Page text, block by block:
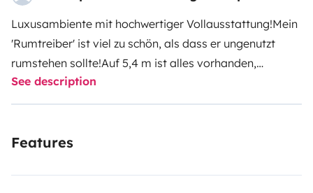
Luxusambiente mit hochwertiger Vollausstattung!Mein
'Rumtreiber' ist viel zu schön, als dass er ungenutzt
rumstehen sollte!Auf 5,4 m ist alles vorhanden,
Schlafen, Essen, Kochen und ein Schwenkbad ohne
Duschvorhang. Mein Rumtreiber ist kompakt, dafür
übergeben, wie ich es selber benutze, mit einer
See description
Features